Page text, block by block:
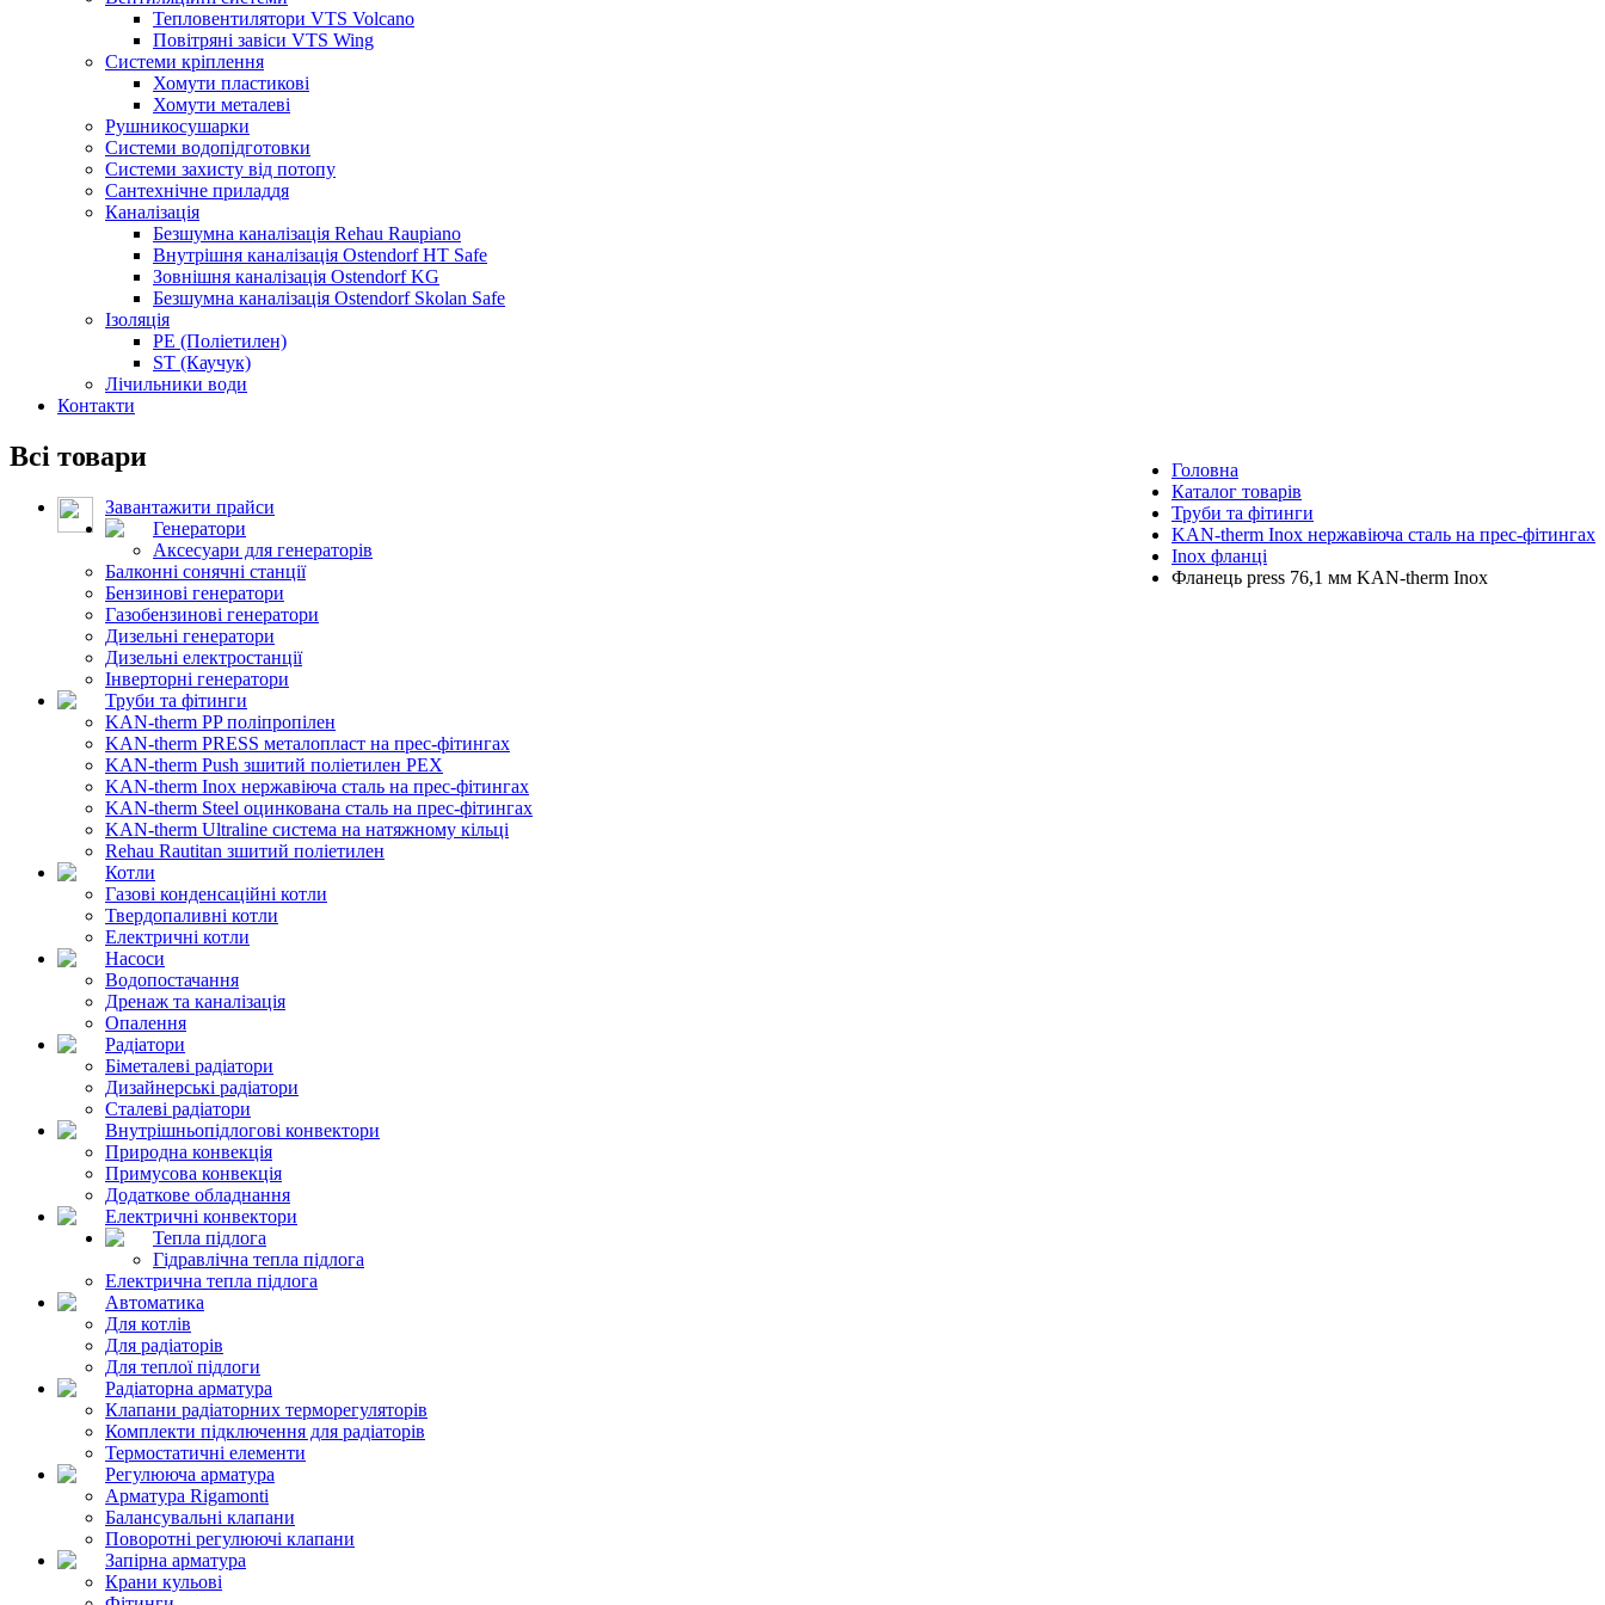
Тепловентилятори VTS Volcano
Повітряні завіси VTS Wing
Системи кріплення
Хомути пластикові
Хомути металеві
Рушникосушарки
Системи водопідготовки
Системи захисту від потопу
Сантехнічне приладдя
Каналізація
Безшумна каналізація Rehau Raupiano
Внутрішня каналізація Ostendorf HT Safe
Зовнішня каналізація Ostendorf KG
Безшумна каналізація Ostendorf Skolan Safe
Ізоляція
PE (Поліетилен)
ST (Каучук)
Лічильники води
Контакти
Головна
Каталог товарів
Труби та фітинги
KAN-therm Inox нержавіюча сталь на прес-фітингах
Inox фланці
Фланець press 76,1 мм KAN-therm Inox
Всі товари
Завантажити прайси
Генератори
Аксесуари для генераторів
Балконні сонячні станції
Бензинові генератори
Газобензинові генератори
Дизельні генератори
Дизельні електростанції
Інверторні генератори
Труби та фітинги
KAN-therm PP поліпропілен
KAN-therm PRESS металопласт на прес-фітингах
KAN-therm Push зшитий поліетилен PEX
KAN-therm Inox нержавіюча сталь на прес-фітингах
KAN-therm Steel оцинкована сталь на прес-фітингах
KAN-therm Ultraline система на натяжному кільці
Rehau Rautitan зшитий поліетилен
Котли
Газові конденсаційні котли
Твердопаливні котли
Електричні котли
Насоси
Водопостачання
Дренаж та каналізація
Опалення
Радіатори
Біметалеві радіатори
Дизайнерські радіатори
Сталеві радіатори
Внутрішньопідлогові конвектори
Природна конвекція
Примусова конвекція
Додаткове обладнання
Електричні конвектори
Тепла підлога
Гідравлічна тепла підлога
Електрична тепла підлога
Автоматика
Для котлів
Для радіаторів
Для теплої підлоги
Радіаторна арматура
Клапани радіаторних терморегуляторів
Комплекти підключення для радіаторів
Термостатичні елементи
Регулююча арматура
Арматура Rigamonti
Балансувальні клапани
Поворотні регулюючі клапани
Запірна арматура
Крани кульові